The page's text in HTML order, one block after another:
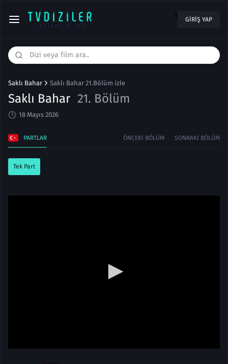
1 GIRIŞ YAP
Saklı Bahar Saklı Bahar 21.Bölüm izle
Saklı Bahar 21. Bölüm
18 Mayıs 2026
PARTLAR ÖNCEKI BÖLÜM SONRAKI BÖLÜM
Tek Part